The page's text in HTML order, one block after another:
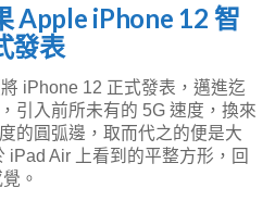
Apple iPhone 12 智
發表
iPhone 12 正式發表，邁進迄
引入前所未有的 5G 速度，換來
的圓弧邊，取而代之的便是大
iPad Air 上看到的平整方形，回
。